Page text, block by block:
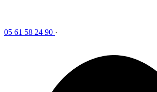
05 61 58 24 90 ·